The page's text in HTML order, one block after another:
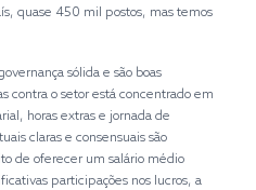
quase 450 mil postos, mas temos
sólida e são boas
contra o setor está concentrado em
horas extras e jornada de
claras e consensuais são
de oferecer um salário médio
participações nos lucros, a